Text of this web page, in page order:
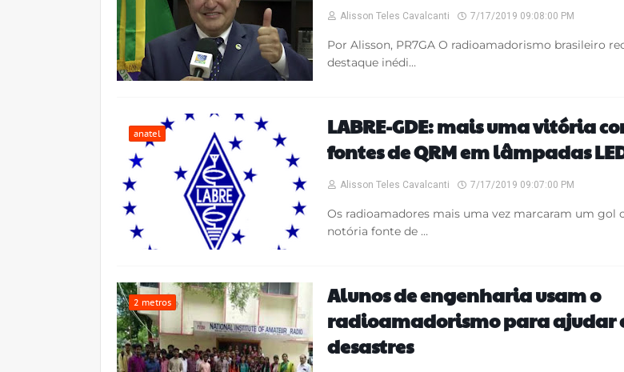
Alisson Teles Cavalcanti 7/17/2019 09:08:00 PM
Por Alisson, PR7GA O radioamadorismo brasileiro
destaque inédi…
anatel
LABRE-GDE: mais uma vitória
fontes de QRM em lâmpadas
Alisson Teles Cavalcanti 7/17/2019 09:07:00 PM
Os radioamadores mais uma vez marcaram um gol
notória fonte de …
2 metros
Alunos de engenharia usam o
radioamadorismo para ajudar
desastres